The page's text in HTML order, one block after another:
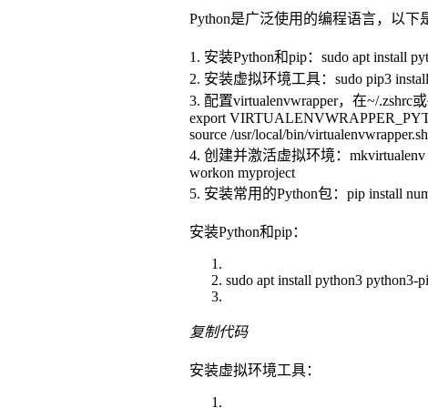
Python是广泛使用的编程语言，以下
1. 安装Python和pip：sudo apt install
2. 安装虚拟环境工具：sudo pip3
3. 配置virtualenvwrapper，在~/.zshrc
export
source /usr/local/bin/virtualenvwrapper.sh
4. 创建并激活虚拟环境：mkvirtualenv
workon myproject
5. 安装常用的Python包：pip install
安装Python和pip：
sudo apt install python3 python3-
复制代码
安装虚拟环境工具：